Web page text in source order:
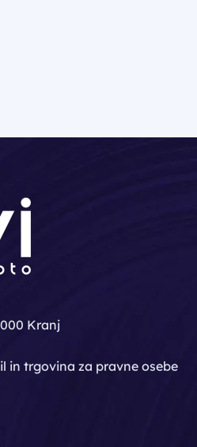
Kranj
in trgovina za pravne osebe